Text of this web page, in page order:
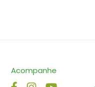
Acompanhe